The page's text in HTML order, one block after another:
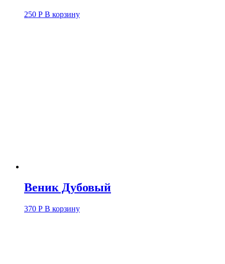
250 Р В корзину
Веник Дубовый
370 Р В корзину